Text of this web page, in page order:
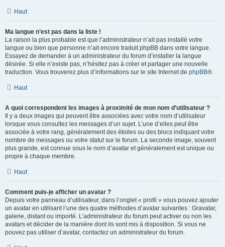
Haut
Ma langue n’est pas dans la liste !
La raison la plus probable est que l’administrateur n’ait pas installé votre
langue ou bien que personne n’ait encore traduit phpBB dans votre langue.
Essayez de demander à un administrateur du forum d’installer la langue
désirée. Si elle n’existe pas, n’hésitez pas à créer et partager une nouvelle
traduction. Vous trouverez plus d’informations sur le site Internet de phpBB®.
Haut
A quoi correspondent les images à proximité de mon nom d’utilisateur ?
Il y a deux images qui peuvent être associées avec votre nom d’utilisateur
lorsque vous consultez les messages d’un sujet. L’une d’elles peut être
associée à votre rang, généralement des étoiles ou des blocs indiquant votre
nombre de messages ou votre statut sur le forum. La seconde image, souvent
plus grande, est connue sous le nom d’avatar et généralement est unique ou
propre à chaque membre.
Haut
Comment puis-je afficher un avatar ?
Depuis votre panneau d’utilisateur, dans l’onglet « profil » vous pouvez ajouter
un avatar en utilisant l’une des quatre méthodes d’avatar suivantes : Gravatar,
galerie, distant ou importé. L’administrateur du forum peut activer ou non les
avatars et décider de la manière dont ils sont mis à disposition. Si vous ne
pouvez pas utiliser d’avatar, contactez un administrateur du forum.